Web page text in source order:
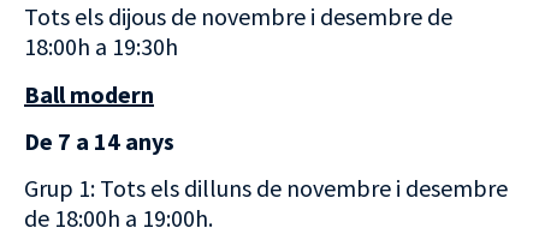
Tots els dijous de novembre i desembre de
18:00h a 19:30h
Ball modern
De 7 a 14 anys
Grup 1: Tots els dilluns de novembre i desembre
de 18:00h a 19:00h.